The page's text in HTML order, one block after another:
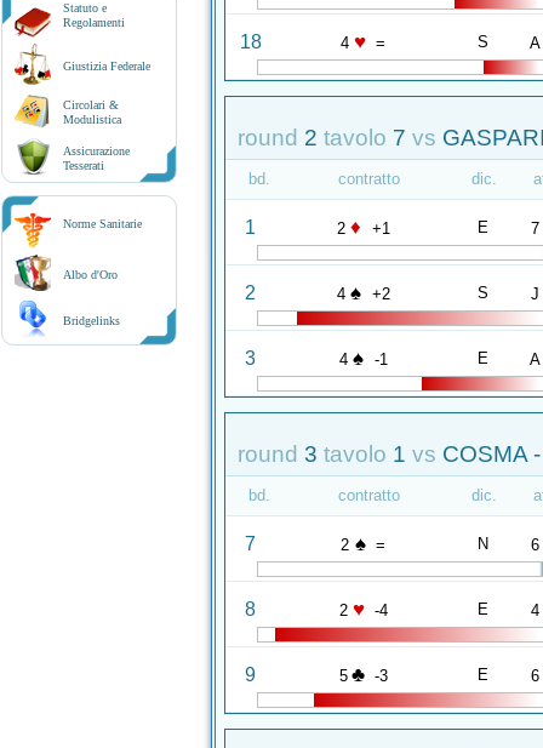
Statuto e
Regolamenti
Giustizia Federale
Circolari &
Modulistica
Assicurazione
Tesserati
Norme Sanitarie
Albo d'Oro
Bridgelinks
18 4 ♥ = S A
round 2 tavolo 7 vs
bd. contratto dic.
1 2 ♦ +1 E 7
2 4 ♠ +2 S J
3 4 ♠ -1 E A
round 3 tavolo 1 vs COSMA
bd. contratto dic.
7 2 ♠ = N 6
8 2 ♥ -4 E 4
9 5 ♣ -3 E 6